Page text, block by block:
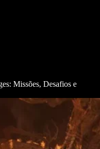
Missões, Desafios e